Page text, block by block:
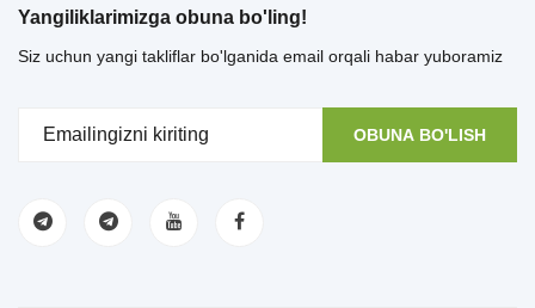
Yangiliklarimizga obuna bo'ling!
Siz uchun yangi takliflar bo'lganida email orqali habar yuboramiz
OBUNA BO'LISH